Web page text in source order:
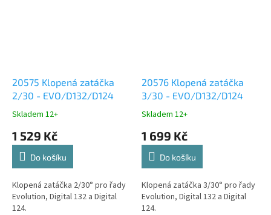
20575 Klopená zatáčka
2/30 - EVO/D132/D124
Skladem 12+
1 529 Kč
Do košíku
Klopená zatáčka 2/30° pro řady
Evolution, Digital 132 a Digital
124.
20576 Klopená zatáčka
3/30 - EVO/D132/D124
Skladem 12+
1 699 Kč
Do košíku
Klopená zatáčka 3/30° pro řady
Evolution, Digital 132 a Digital
124.